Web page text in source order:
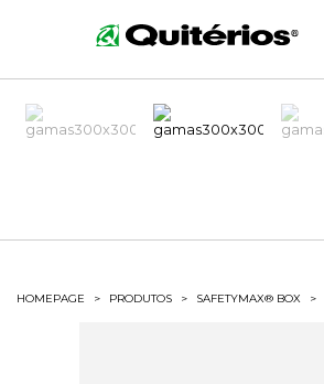
HOMEPAGE > PRODUTOS > SAFETYMAX® BOX >